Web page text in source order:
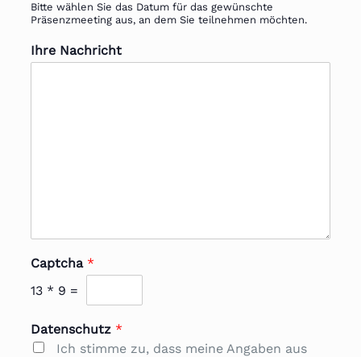
Bitte wählen Sie das Datum für das gewünschte
Präsenzmeeting aus, an dem Sie teilnehmen möchten.
Ihre Nachricht
Captcha *
13 * 9 =
Datenschutz *
Ich stimme zu, dass meine Angaben aus